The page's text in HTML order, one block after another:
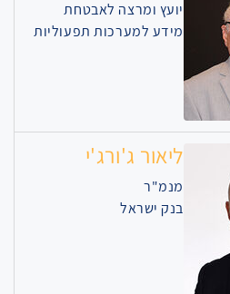
יועץ ומרצה לאבטחת
מידע למערכות תפעוליות
ליאור ג'ורג'י
מנמ"ר
בנק ישראל